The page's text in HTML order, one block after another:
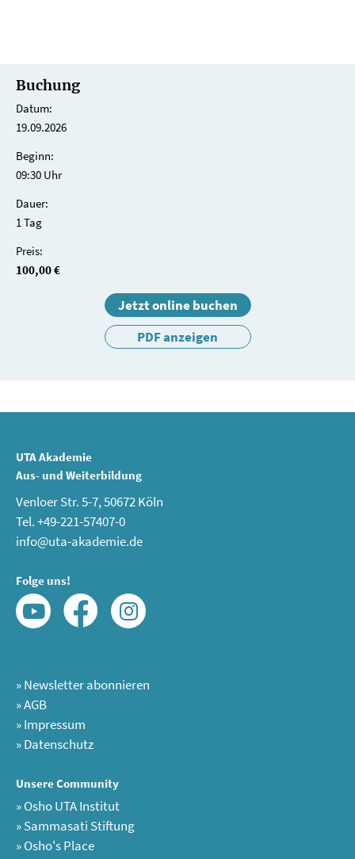
Buchung
Datum:
19.09.2026
Beginn:
09:30 Uhr
Dauer:
1 Tag
Preis:
100,00 €
Jetzt online buchen
PDF anzeigen
UTA Akademie
Aus- und Weiterbildung
Venloer Str. 5-7, 50672 Köln
Tel. +49-221-57407-0
info@uta-akademie.de
Folge uns!
»Newsletter abonnieren
»AGB
»Impressum
»Datenschutz
Unsere Community
»Osho UTA Institut
»Sammasati Stiftung
»Osho's Place